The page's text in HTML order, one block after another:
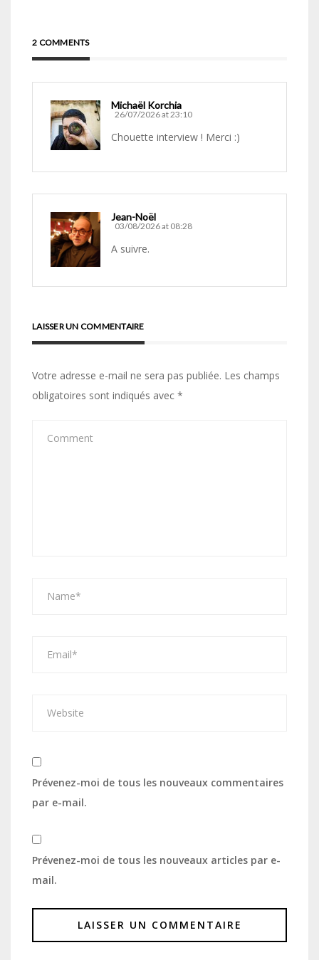
2 COMMENTS
Michaël Korchia
26/07/2026 at 23:10
Chouette interview ! Merci :)
Jean-Noël
03/08/2026 at 08:28
A suivre.
LAISSER UN COMMENTAIRE
Votre adresse e-mail ne sera pas publiée. Les champs
obligatoires sont indiqués avec *
Prévenez-moi de tous les nouveaux commentaires
par e-mail.
Prévenez-moi de tous les nouveaux articles par e-
mail.